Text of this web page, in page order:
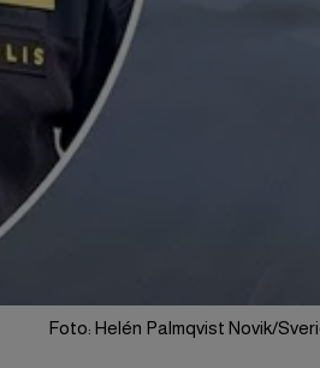
Foto: Helén Palmqvist Novik/